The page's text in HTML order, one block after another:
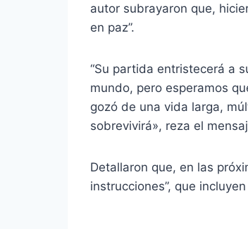
autor subrayaron que,
en paz”.
“Su partida entristecerá a
mundo, pero esperamos
gozó de una vida larga,
sobrevivirá», reza el
Detallaron que, en las
instrucciones”, que